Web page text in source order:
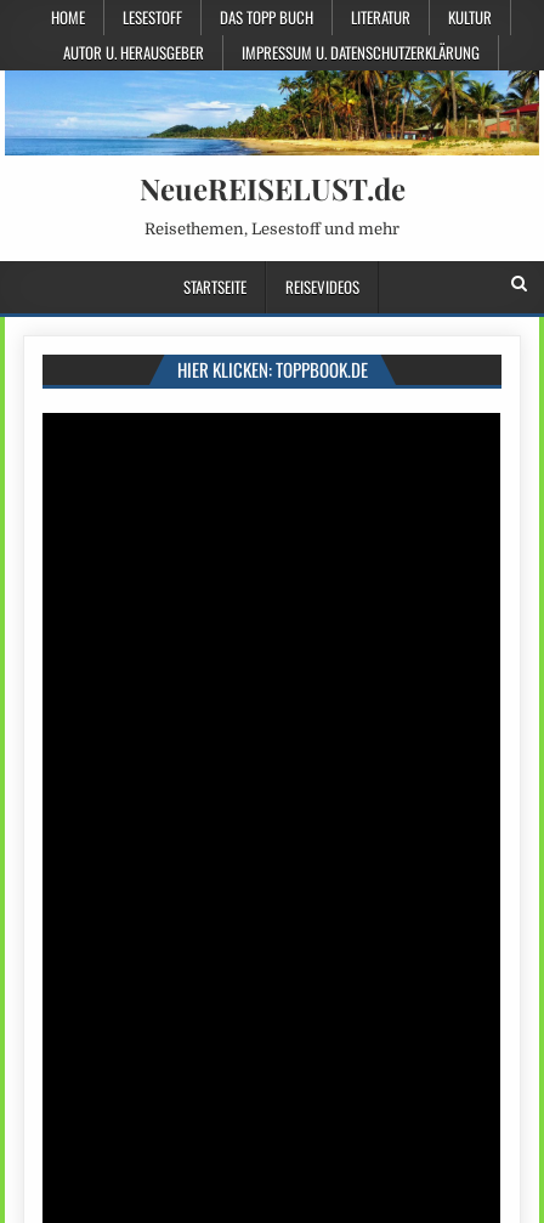
HOME LESESTOFF DAS TOPP BUCH LITERATUR
KULTUR
AUTOR U. HERAUSGEBER
IMPRESSUM U. DATENSCHUTZERKLÄRUNG
NeueREISELUST.de
Reisethemen, Lesestoff und mehr
STARTSEITE REISEVIDEOS
HIER KLICKEN: TOPPBOOK.DE